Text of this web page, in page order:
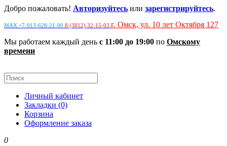
Добро пожаловать! Авторизуйтесь или зарегистрируйтесь.
MAX +7-913-628-21-00 8 (3812) 32-15-03 г. Омск, ул. 10 лет Октября 127
Мы работаем каждый день с 11:00 до 19:00 по Омскому
времени
Личный кабинет
Закладки (0)
Корзина
Оформление заказа
0